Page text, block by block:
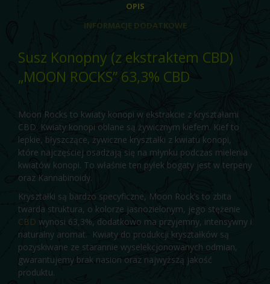
OPIS
INFORMACJE DODATKOWE
Susz Konopny (z ekstraktem CBD)
„MOON ROCKS” 63,3% CBD
Moon Rocks to kwiaty konopi w ekstrakcie z kryształami
CBD. Kwiaty konopi oblane są żywicznym kiefem. Kief to
lepkie, błyszczące, żywiczne kryształki z kwiatu konopi,
które najczęściej osadzają się na młynku podczas mielenia
kwiatów konopi. To właśnie ten pyłek bogaty jest w terpeny
oraz Kannabinoidy.
Kryształki są bardzo specyficzne, Moon Rock’s to zbita
twarda struktura, o kolorze jasnozielonym, jego stężenie
CBD wynosi 63,3%, dodatkowo ma przyjemny, intensywny i
naturalny aromat. Kwiaty do produkcji kryształków są
pozyskiwane ze starannie wyselekcjonowanych odmian,
gwarantujemy brak nasion oraz najwyższą jakość
produktu.